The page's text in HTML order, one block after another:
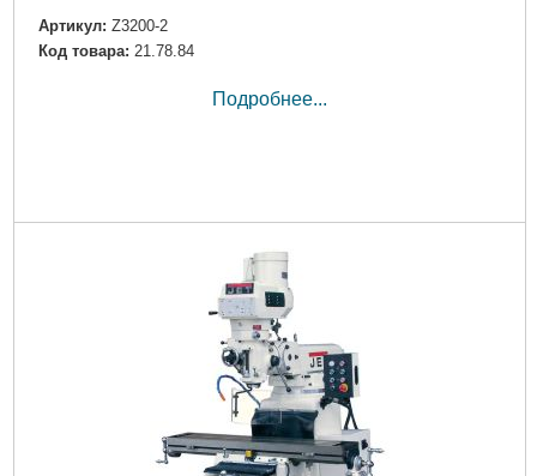
Артикул: Z3200-2
Код товара: 21.78.84
Подробнее...